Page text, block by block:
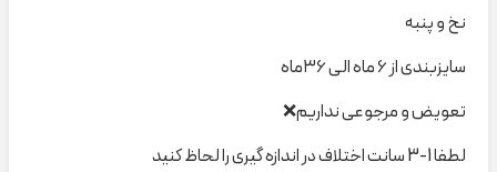
نخ و پنبه
سایزبندی از ۶ ماه الی ۳۶ماه
تعویض و مرجوعی نداریم❌
لطفا 1-3 سانت اختلاف در اندازه گیری را لحاظ کنید